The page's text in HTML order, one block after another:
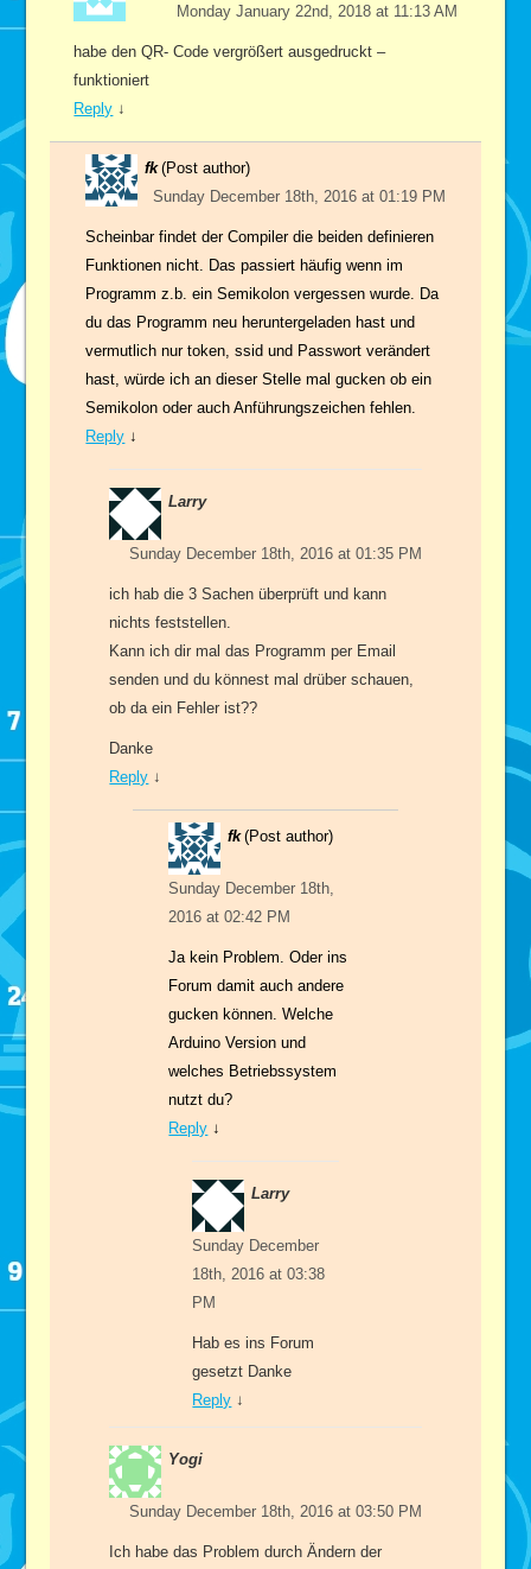
Monday January 22nd, 2018 at 11:13 AM
habe den QR- Code vergrößert ausgedruckt –
funktioniert
Reply ↓
fk (Post author)
Sunday December 18th, 2016 at 01:19 PM
Scheinbar findet der Compiler die beiden definieren
Funktionen nicht. Das passiert häufig wenn im
Programm z.b. ein Semikolon vergessen wurde. Da
du das Programm neu heruntergeladen hast und
vermutlich nur token, ssid und Passwort verändert
hast, würde ich an dieser Stelle mal gucken ob ein
Semikolon oder auch Anführungszeichen fehlen.
Reply ↓
Larry
Sunday December 18th, 2016 at 01:35 PM
ich hab die 3 Sachen überprüft und kann
nichts feststellen.
Kann ich dir mal das Programm per Email
senden und du könnest mal drüber schauen,
ob da ein Fehler ist??
Danke
Reply ↓
fk (Post author)
Sunday December 18th,
2016 at 02:42 PM
Ja kein Problem. Oder ins
Forum damit auch andere
gucken können. Welche
Arduino Version und
welches Betriebssystem
nutzt du?
Reply ↓
Larry
Sunday December
18th, 2016 at 03:38
PM
Hab es ins Forum
gesetzt Danke
Reply ↓
Yogi
Sunday December 18th, 2016 at 03:50 PM
Ich habe das Problem durch Ändern der